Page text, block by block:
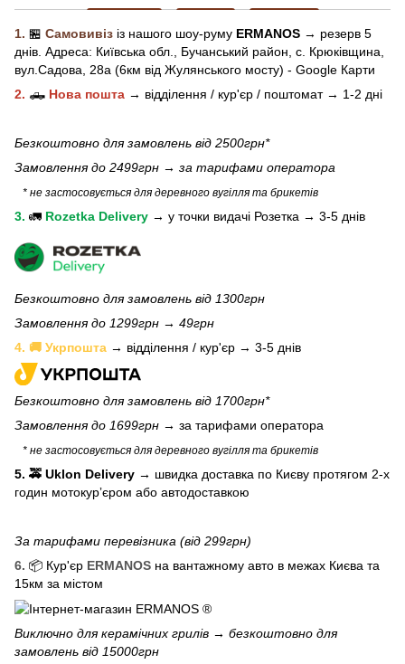
1. 🏪 Самовивіз із нашого шоу-руму ERMANOS → резерв 5
днів. Адреса: Київська обл.,
Бучанський район, с. Крюківщина,
вул.Садова, 28а (6км від Жулянського мосту) - Google Карти
2. 🛻 Нова пошта → відділення / кур'єр / поштомат → 1-2 дні
Безкоштовно для замовлень від 2500грн*
Замовлення до 2499грн → за тарифами оператора
* не застосовується для деревного вугілля та брикетів
3. 🚛 Rozetka Delivery → у точки видачі Розетка → 3-5 днів
Безкоштовно для замовлень від 1300грн
Замовлення до 1299грн → 49грн
4. 🚚 Укрпошта → відділення / кур'єр → 3-5 днів
Безкоштовно для замовлень від 1700грн*
Замовлення до 1699грн → за тарифами оператора
* не застосовується для деревного вугілля та брикетів
5. 🚕 Uklon Delivery → швидка доставка по Києву протягом 2-х
годин мотокурʼєром або автодоставкою
За тарифами перевізника (від 299грн)
6. 📦 Кур'єр ERMANOS на вантажному авто в межах Києва та
15км за містом
Виключно длякерамічних грилів → безкоштовно для
замовлень від 15000грн